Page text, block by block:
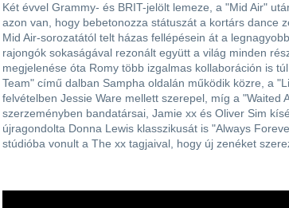
Két évvel Grammy- és BRIT-jelölt lemeze, a "Mid Air"
azon van, hogy bebetonozza státuszát a kortárs dance
Mid Air-sorozatától telt házas fellépésein át a
rajongók sokaságával rezonált együtt a világ minden
megjelenése óta Romy több izgalmas kollaboráción is
Team" című dalban Sampha oldalán működik közre, a
felvételben Jessie Ware mellett szerepel, míg a "Waited
szerzeményben bandatársai, Jamie xx és Oliver Sim
újragondolta Donna Lewis klasszikusát is "Always
stúdióba vonult a The xx tagjaival, hogy új zenéket